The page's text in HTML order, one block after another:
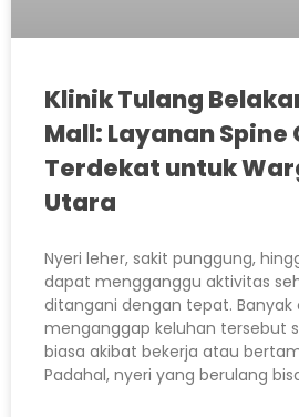
Klinik Tulang
Mall: Layanan Spine
Terdekat untuk
Utara
Nyeri leher, sakit punggung,
dapat mengganggu aktivitas
ditangani dengan tepat. Banyak
menganggap keluhan tersebut
biasa akibat bekerja atau
Padahal, nyeri yang berulang